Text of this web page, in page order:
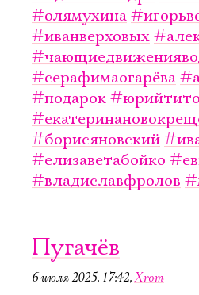
#олямухина
#иванверховых
#серафимаогарёва
#подарок
#борисяновский
#елизаветабойко
#владиславфролов
Пугачёв
6 июля 2025, 17:42,Xrom